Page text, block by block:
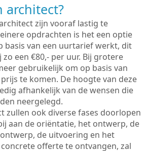
architect?
zijn vooraf lastig te
opdrachten is het een optie
basis van een uurtarief werkt, dit
een €80,- per uur. Bij grotere
gebruikelijk om op basis van
te komen. De hoogte van deze
afhankelijk van de wensen die
neergelegd.
zullen ook diverse fases doorlopen
aan de oriëntatie, het ontwerp, de
de uitvoering en het
offerte te ontvangen, zal